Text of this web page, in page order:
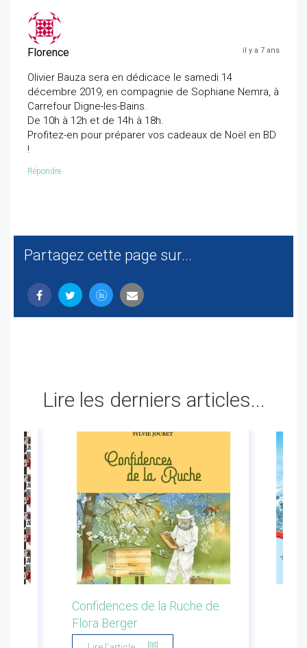
Florence il y a 7 ans
Olivier Bauza sera en dédicace le samedi 14
décembre 2019, en compagnie de Sophiane Nemra, à
Carrefour Digne-les-Bains.
De 10h à 12h et de 14h à 18h.
Profitez-en pour préparer vos cadeaux de Noël en BD
!
Répondre
Partagez cette page sur...
Lire les derniers articles...
Confidences de la Ruche de
Flora Berger